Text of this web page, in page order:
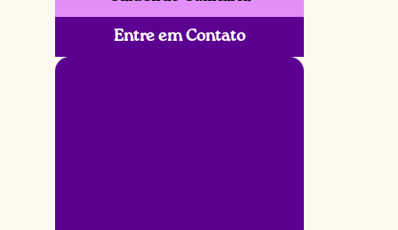
Entre em Contato